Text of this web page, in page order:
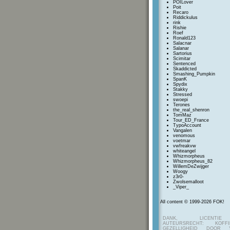
POILover
Poit
Recaro
Riddickulus
rink
Rishie
Roef
Ronald123
Salacnar
Salanar
Sartorius
Scimitar
Sentenced
Skaddicted
Smashing_Pumpkin
SpanK
Spydix
Stakky
Stressed
swoepi
Terones
the_real_shenron
TomMaz
Tour_ED_France
TypoAccount
Vangalen
venomous
voetmar
vwfreakvw
whiteangel
Whizmorpheus
Whizmorpheus_82
WillemDeZwijger
Woogy
z3r0-
Zwolsemalloot
_Viper_
All content © 1999-2026 FOK!
DANK,
AUTEURSRECHT:
GEZELLIGHEID DOOR